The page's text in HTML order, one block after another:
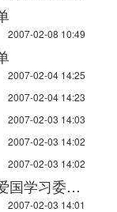
2007-02-08 10:49
2007-02-04 14:25
2007-02-04 14:23
2007-02-03 14:03
2007-02-03 14:02
2007-02-03 14:02
新中国建立以后的峨眉山佛教徒爱国学习委员会
2007-02-03 14:01